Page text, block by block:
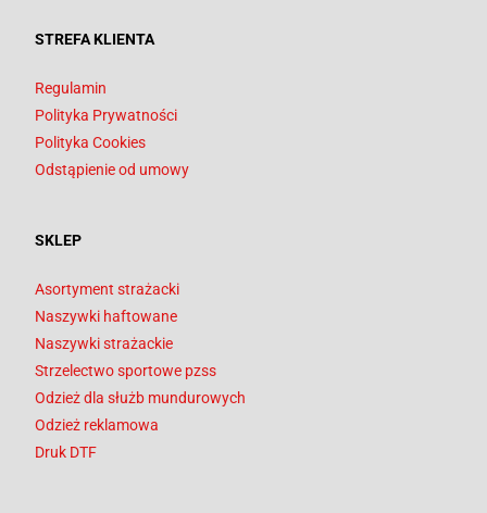
STREFA KLIENTA
Regulamin
Polityka Prywatności
Polityka Cookies
Odstąpienie od umowy
SKLEP
Asortyment strażacki
Naszywki haftowane
Naszywki strażackie
Strzelectwo sportowe pzss
Odzież dla służb mundurowych
Odzież reklamowa
Druk DTF